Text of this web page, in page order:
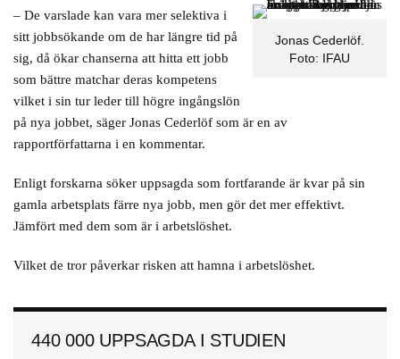
Jonas Cederlöf.
Foto: IFAU
– De varslade kan vara mer selektiva i
sitt jobbsökande om de har längre tid på
sig, då ökar chanserna att hitta ett jobb
som bättre matchar deras kompetens
vilket i sin tur leder till högre ingångslön
på nya jobbet, säger Jonas Cederlöf som är en av
rapportförfattarna i en kommentar.
Enligt forskarna söker uppsagda som fortfarande är kvar på sin
gamla arbetsplats färre nya jobb, men gör det mer effektivt.
Jämfört med dem som är i arbetslöshet.
Vilket de tror påverkar risken att hamna i arbetslöshet.
440 000 UPPSAGDA I STUDIEN